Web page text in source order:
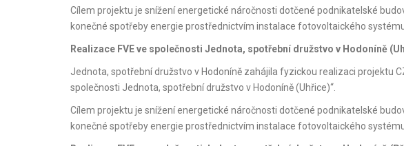
Cílem projektu je snížení energetické náročnosti dotčené podnikatelské
konečné spotřeby energie prostřednictvím instalace fotovoltaického
Realizace FVE ve společnosti Jednota, spotřební družstvo v Hodoníně
Jednota, spotřební družstvo v Hodoníně zahájila fyzickou realizaci projektu
společnosti Jednota, spotřební družstvo v Hodoníně (Uhřice)“.
Cílem projektu je snížení energetické náročnosti dotčené podnikatelské
konečné spotřeby energie prostřednictvím instalace fotovoltaického